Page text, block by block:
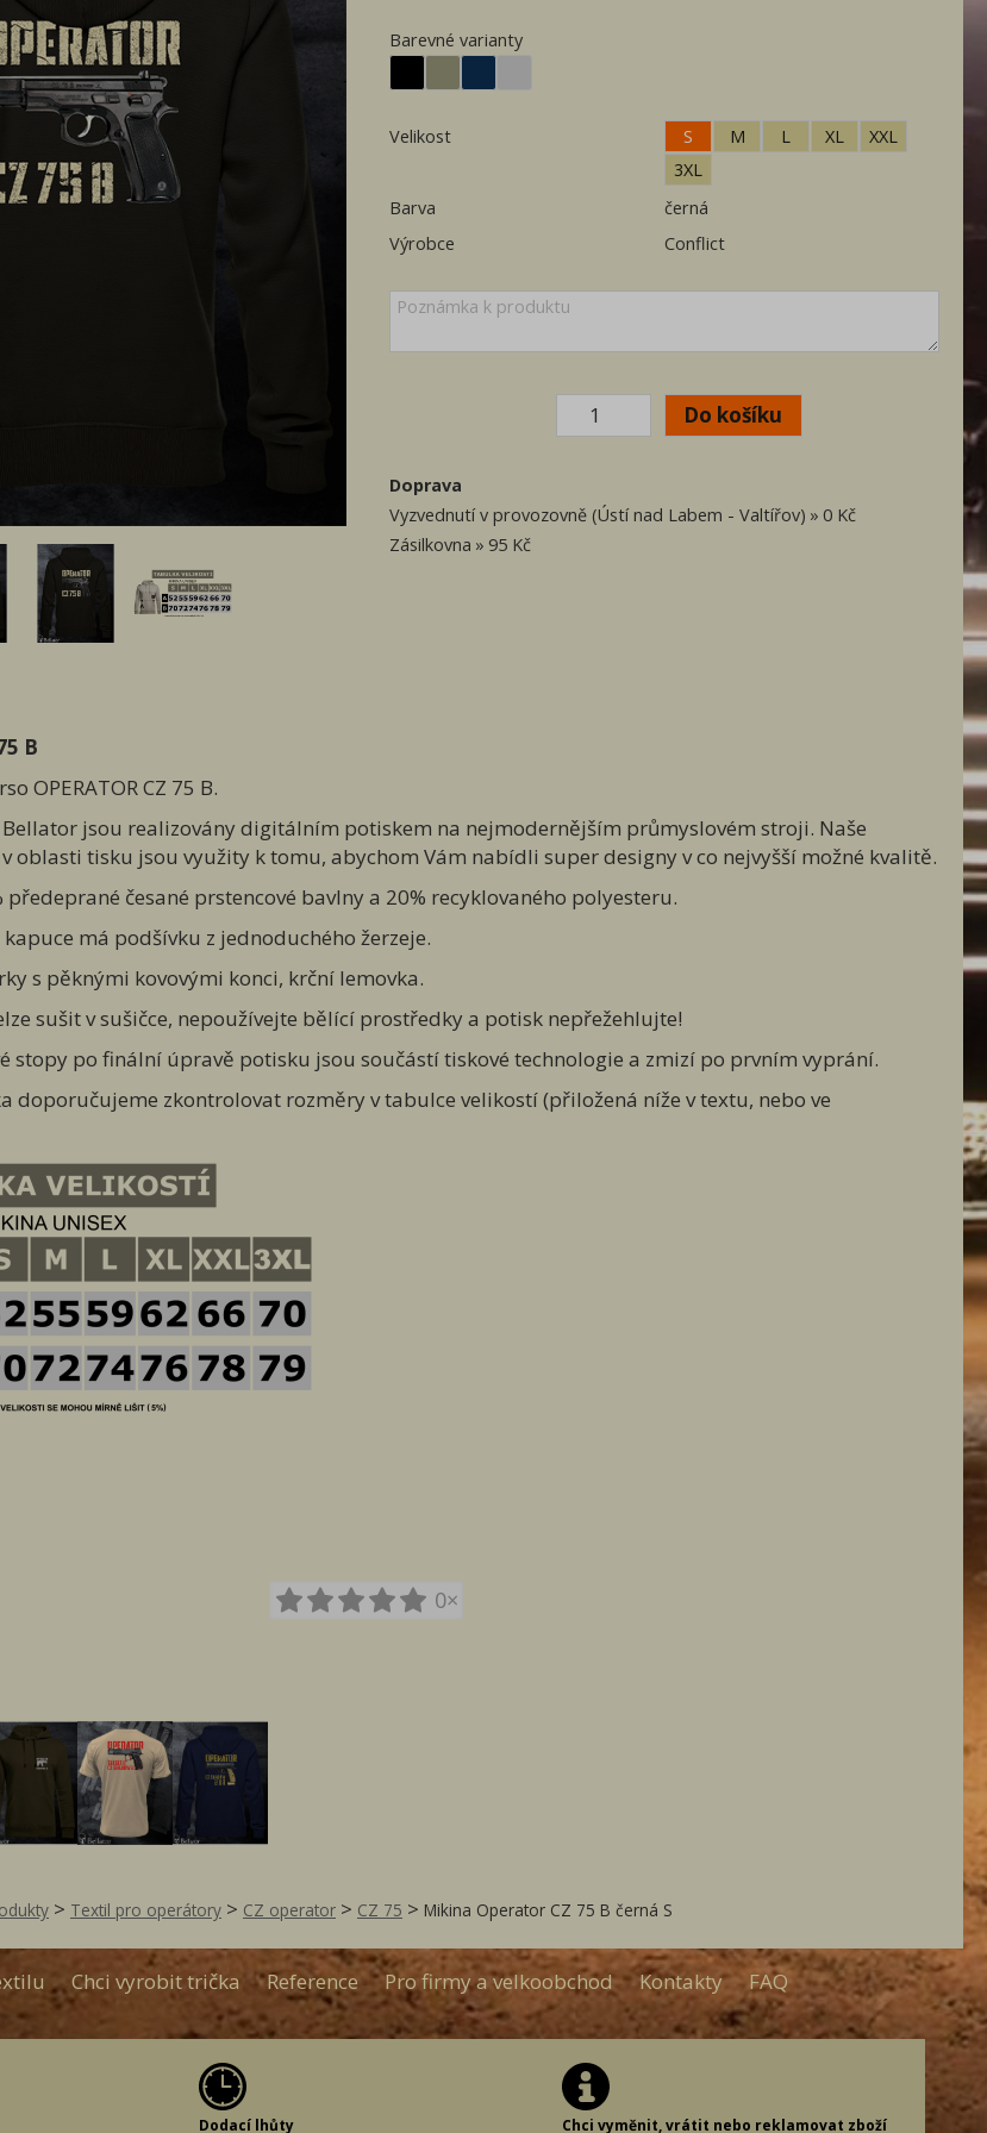
Barevné varianty
Velikost S M L XL
XXL
3XL
Barva
černá
Výrobce
Conflict
Doprava
Vyzvednutí v provozovně (Ústí nad Labem - Valtířov)
0 Kč
Zásilkovna
95 Kč
B
OPERATOR CZ 75 B.
Bellator jsou realizovány digitálním potiskem na nejmodernějším průmyslovém stroji. Naše
oblasti tisku jsou využity k tomu, abychom Vám nabídli super designy v co nejvyšší možné kvalitě.
česané prstencové bavlny a 20% recyklovaného polyesteru.
má podšívku z jednoduchého žerzeje.
s pěknými kovovými konci, krční lemovka.
sušit v sušičce, nepoužívejte bělící prostředky a potisk nepřežehlujte!
stopy po finální úpravě potisku jsou součástí tiskové technologie a zmizí po prvním vyprání.
doporučujeme zkontrolovat rozměry v tabulce velikostí (přiložená níže v textu, nebo ve
0×
> Textil pro operátory > CZ operator > CZ 75 > Mikina Operator CZ 75 B černá S
Chci vyrobit trička Reference Pro firmy a velkoobchod Kontakty FAQ
Dodací lhůty Chci vyměnit, vrátit nebo reklamovat zboží